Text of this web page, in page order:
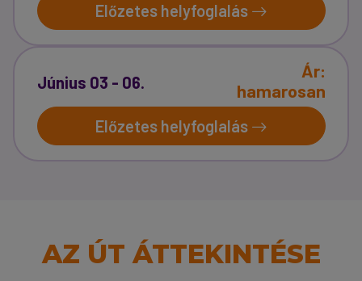
Előzetes helyfoglalás
Június 03 - 06.
Ár:
hamarosan
Előzetes helyfoglalás
AZ ÚT ÁTTEKINTÉSE